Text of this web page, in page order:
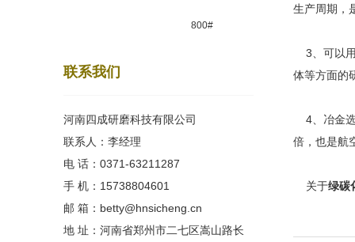
800#
联系我们
河南四成研磨科技有限公司
联系人：李经理
电 话：0371-63211287
手 机：15738804601
邮 箱：betty@hnsicheng.cn
地 址：河南省郑州市二七区嵩山路长
生产周期，
3、可以用
体等方面的
4、冶金选
倍，也是航
关于绿碳